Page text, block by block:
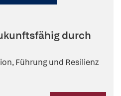
durch
Führung und Resilienz